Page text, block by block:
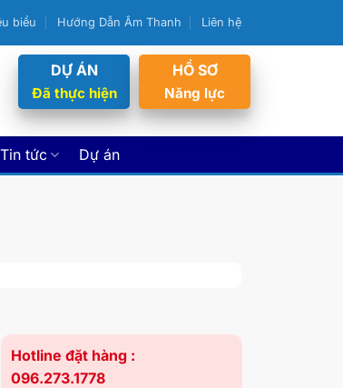
biểu Hướng Dẫn Âm Thanh Liên hệ
DỰ ÁN
Đã thực hiện
HỒ SƠ
Năng lực
Tin tức Dự án
Hotline đặt hàng :
096.273.1778